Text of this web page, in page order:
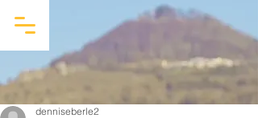
denniseberle2